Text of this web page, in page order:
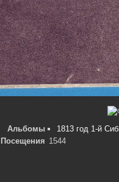
Альбомы
1813 год 1-й
Посещения 1544